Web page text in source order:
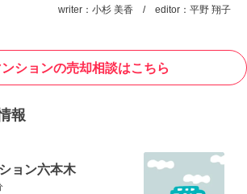
writer：小杉 美香 / editor：平野 翔子
ションの売却相談はこちら
報
ョン六本木